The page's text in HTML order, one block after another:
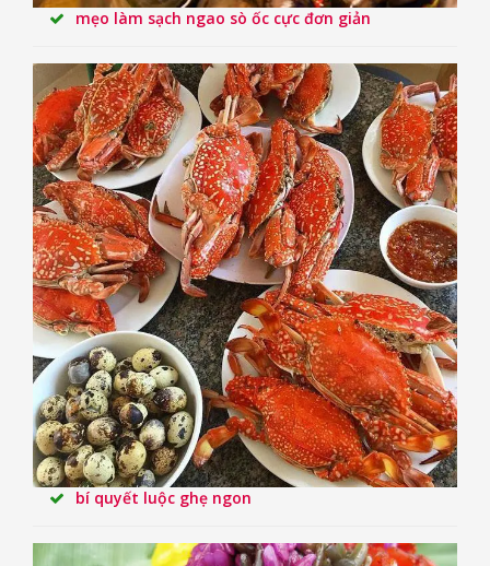
mẹo làm sạch ngao sò ốc cực đơn giản
bí quyết luộc ghẹ ngon